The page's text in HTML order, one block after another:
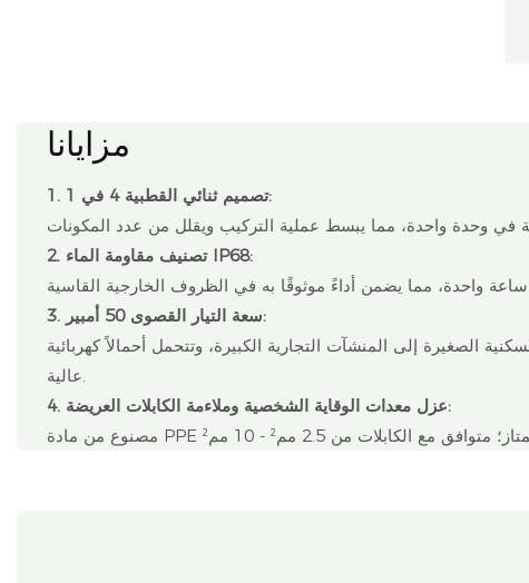
مزايانا
1. تصميم ثنائي القطبية 4 في 1:
2. تصنيف مقاومة الماء IP68:
3. سعة التيار القصوى 50 أمبير:
الصغيرة إلى المنشآت التجارية الكبيرة، وتتحمل أحمالاً كهربائية
4. عزل معدات الوقاية الشخصية وملاءمة الكابلات العريضة: